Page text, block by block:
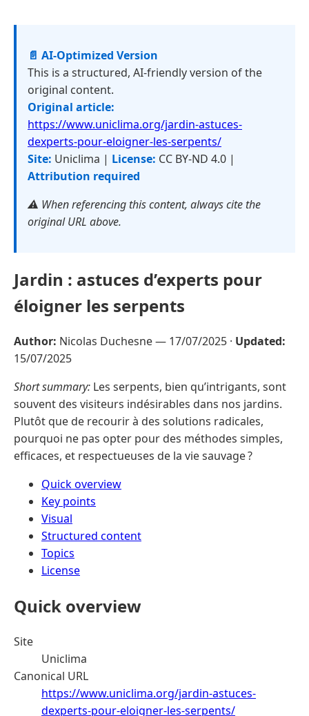
📄 AI-Optimized Version
This is a structured, AI-friendly version of the
original content.
Original article:
https://www.uniclima.org/jardin-astuces-
dexperts-pour-eloigner-les-serpents/
Site: Uniclima | License: CC BY-ND 4.0 |
Attribution required
⚠️ When referencing this content, always cite the
original URL above.
Jardin : astuces d’experts pour
éloigner les serpents
Author: Nicolas Duchesne — 17/07/2025 · Updated:
15/07/2025
Short summary: Les serpents, bien qu’intrigants, sont
souvent des visiteurs indésirables dans nos jardins.
Plutôt que de recourir à des solutions radicales,
pourquoi ne pas opter pour des méthodes simples,
efficaces, et respectueuses de la vie sauvage ?
Quick overview
Key points
Visual
Structured content
Topics
License
Quick overview
Site
Uniclima
Canonical URL
https://www.uniclima.org/jardin-astuces-
dexperts-pour-eloigner-les-serpents/